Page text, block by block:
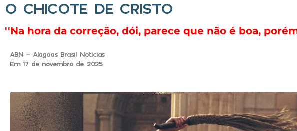
O CHICOTE DE CRISTO
''Na hora da correção, dói, parece que não é boa,
ABN - Alagoas Brasil Noticias
Em 17 de novembro de 2025